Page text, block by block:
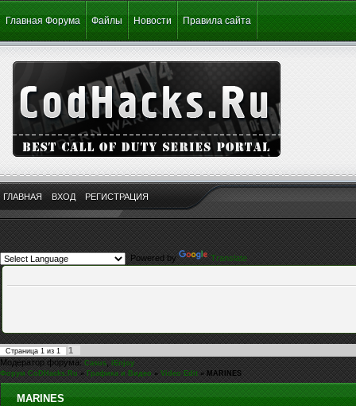
Главная Форума Файлы Новости Правила сайта
ГЛАВНАЯ ВХОД РЕГИСТРАЦИЯ
Powered by Translate
Страница 1 из 1
1
Модератор форума:Casus,iEnjoy
Форум CoDHacks.Ru » Графика и Видео » Video Edit » MARINES
MARINES